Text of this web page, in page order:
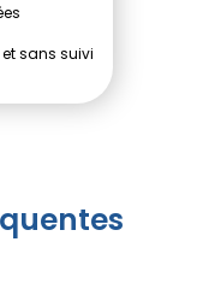
sans suivi